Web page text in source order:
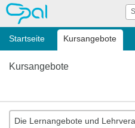
OPAL
Startseite Kursangebote
Kursangebote
Die Lernangebote und